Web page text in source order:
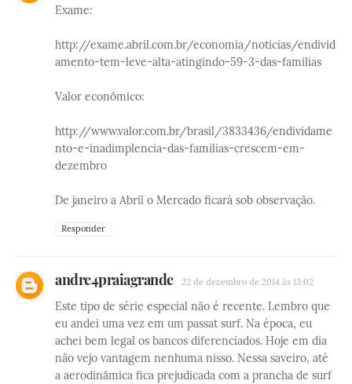
Exame:
http://exame.abril.com.br/economia/noticias/endivid
amento-tem-leve-alta-atingindo-59-3-das-familias
Valor econômico:
http://www.valor.com.br/brasil/3833436/endividame
nto-e-inadimplencia-das-familias-crescem-em-
dezembro
De janeiro a Abril o Mercado ficará sob observação.
Responder
andre4praiagrande 22 de dezembro de 2014 às 13:02
Este tipo de série especial não é recente. Lembro que
eu andei uma vez em um passat surf. Na época, eu
achei bem legal os bancos diferenciados. Hoje em dia
não vejo vantagem nenhuma nisso. Nessa saveiro, até
a aerodinâmica fica prejudicada com a prancha de surf